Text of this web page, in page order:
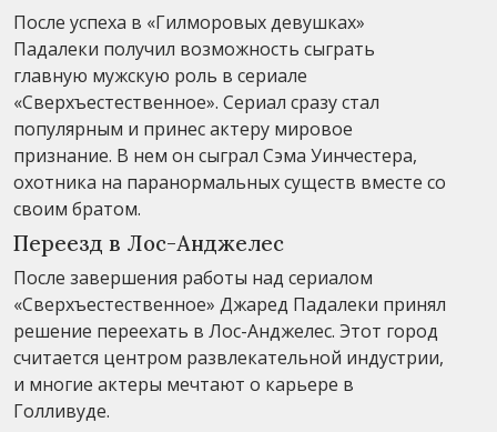
После успеха в «Гилморовых девушках»
Падалеки получил возможность сыграть
главную мужскую роль в сериале
«Сверхъестественное». Сериал сразу стал
популярным и принес актеру мировое
признание. В нем он сыграл Сэма Уинчестера,
охотника на паранормальных существ вместе со
своим братом.
Переезд в Лос-Анджелес
После завершения работы над сериалом
«Сверхъестественное» Джаред Падалеки принял
решение переехать в Лос-Анджелес. Этот город
считается центром развлекательной индустрии,
и многие актеры мечтают о карьере в
Голливуде.